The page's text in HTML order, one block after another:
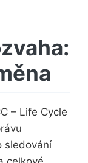
– Life Cycle
sledování